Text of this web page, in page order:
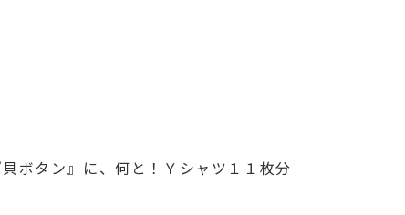
ボタン』に、何と！Ｙシャツ１１枚分